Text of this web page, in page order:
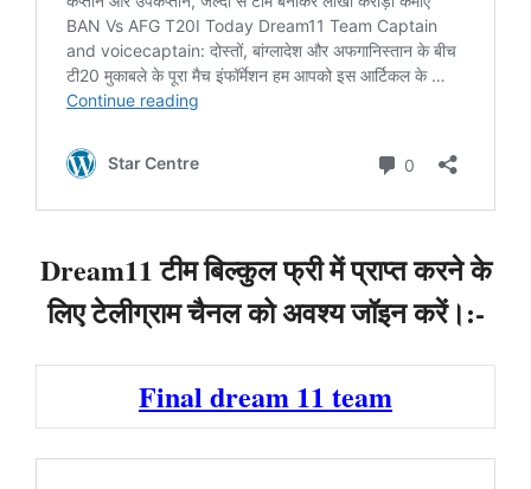
Dream11 टीम बिल्कुल फ्री में प्राप्त करने के
लिए टेलीग्राम चैनल को अवश्य जॉइन करें।:-
Final dream 11 team